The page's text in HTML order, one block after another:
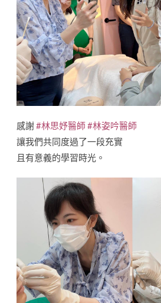
感謝#林思妤醫師#林姿吟醫師
讓我們共同度過了一段充實
且有意義的學習時光。